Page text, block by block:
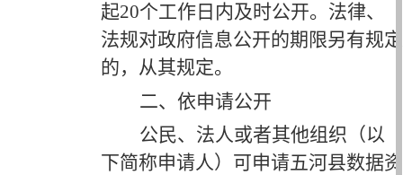
起20个工作日内及时公开。法律、
法规对政府信息公开的期限另有规定
的，从其规定。
二、依申请公开
公民、法人或者其他组织（以
下简称申请人）可申请五河县数据资